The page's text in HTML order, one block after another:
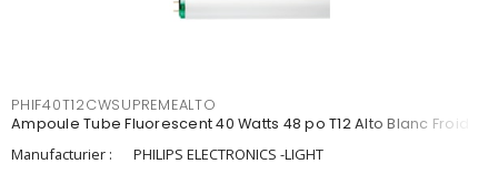
PHIF40T12CWSUPREMEALTO
Ampoule Tube Fluorescent 40 Watts 48 po T12 Alto Blanc Froid
Manufacturier :
PHILIPS ELECTRONICS -LIGHT